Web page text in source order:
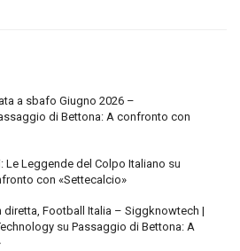
a sbafo Giugno 2026 –
di Bettona: A confronto con
Le Leggende del Colpo Italiano su
con «Settecalcio»
diretta, Football Italia – Siggknowtech |
su Passaggio di Bettona: A